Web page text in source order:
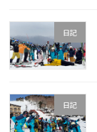
日記
日記